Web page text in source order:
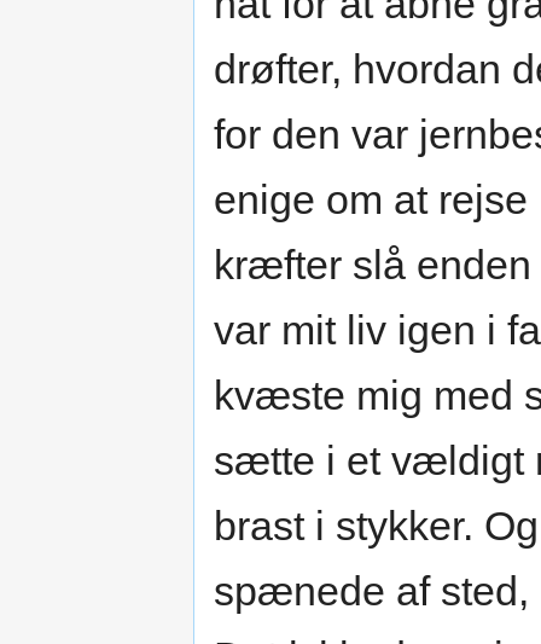
drøfter, hvordan
for den var
enige om at
kræfter slå
var mit liv igen i
kvæste mig med
sætte i et vældigt
brast i stykker.
spænede af sted,